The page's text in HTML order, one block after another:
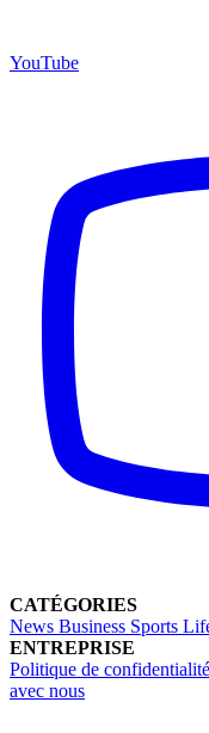
YouTube
CATÉGORIES
News Business Sports
ENTREPRISE
Politique de confidentialité
avec nous